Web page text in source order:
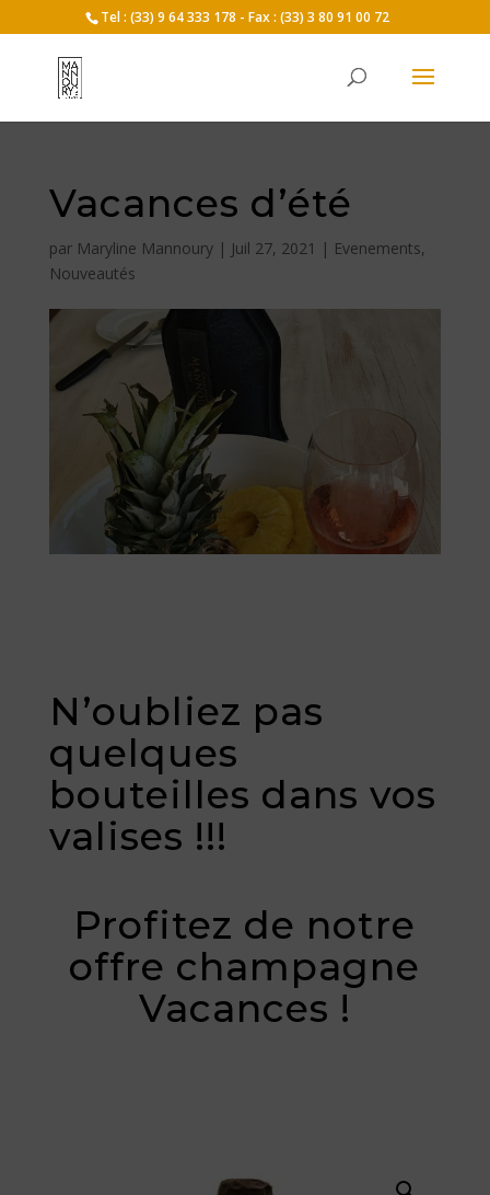
Tel : (33) 9 64 333 178 - Fax : (33) 3 80 91 00 72
Vacances d’été
par Maryline Mannoury| Juil 27, 2021 | Evenements,
Nouveautés
N’oubliez pas
quelques
bouteilles dans vos
valises !!!
Profitez de notre
offre champagne
Vacances !